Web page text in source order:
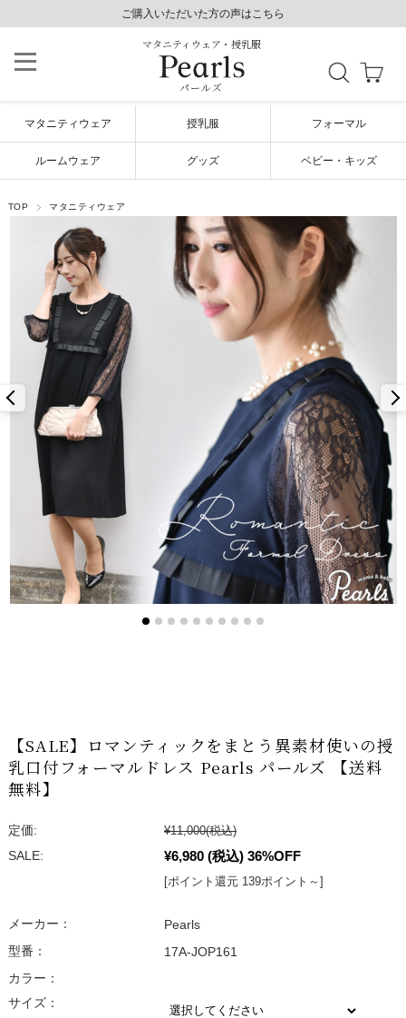
ご購入いただいた方の声はこちら
8,800円以上で送料無料/土日祝も発送（年末年始除く）
ご購入いただいた方の声はこちら
マタニティウェア・授乳服
パールズ
マタニティウェア 授乳服 フォーマル
ルームウェア グッズ ベビー・キッズ
TOP マタニティウェア
【SALE】ロマンティックをまとう異素材使いの授
乳口付フォーマルドレス Pearls パールズ 【送料
無料】
定価: ¥11,000(税込)
SALE:
¥6,980 (税込) 36%OFF
[ポイント還元 139ポイント～]
メーカー：
Pearls
型番：
17A-JOP161
カラー：
サイズ：